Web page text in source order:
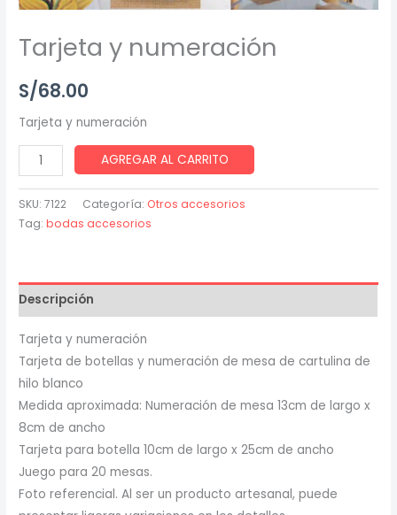
Tarjeta y numeración
S/68.00
Tarjeta y numeración
AGREGAR AL CARRITO
SKU:7122 Categoría: Otros accesorios
Tag:bodas accesorios
Descripción
Tarjeta y numeración
Tarjeta de botellas y numeración de mesa de cartulina de
hilo blanco
Medida aproximada: Numeración de mesa 13cm de largo x
8cm de ancho
Tarjeta para botella 10cm de largo x 25cm de ancho
Juego para 20 mesas.
Foto referencial. Al ser un producto artesanal, puede